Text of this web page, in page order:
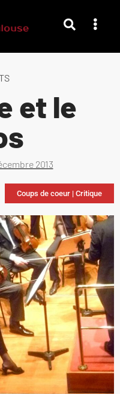
et le
2013
Coups de coeur | Critique